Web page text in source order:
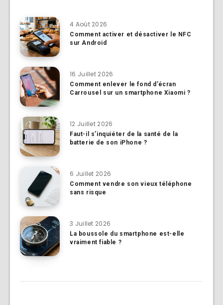
4 Août 2026
Comment activer et désactiver le NFC
sur Android
16 Juillet 2026
Comment enlever le fond d’écran
Carrousel sur un smartphone Xiaomi ?
12 Juillet 2026
Faut-il s’inquiéter de la santé de la
batterie de son iPhone ?
6 Juillet 2026
Comment vendre son vieux téléphone
sans risque
3 Juillet 2026
La boussole du smartphone est-elle
vraiment fiable ?